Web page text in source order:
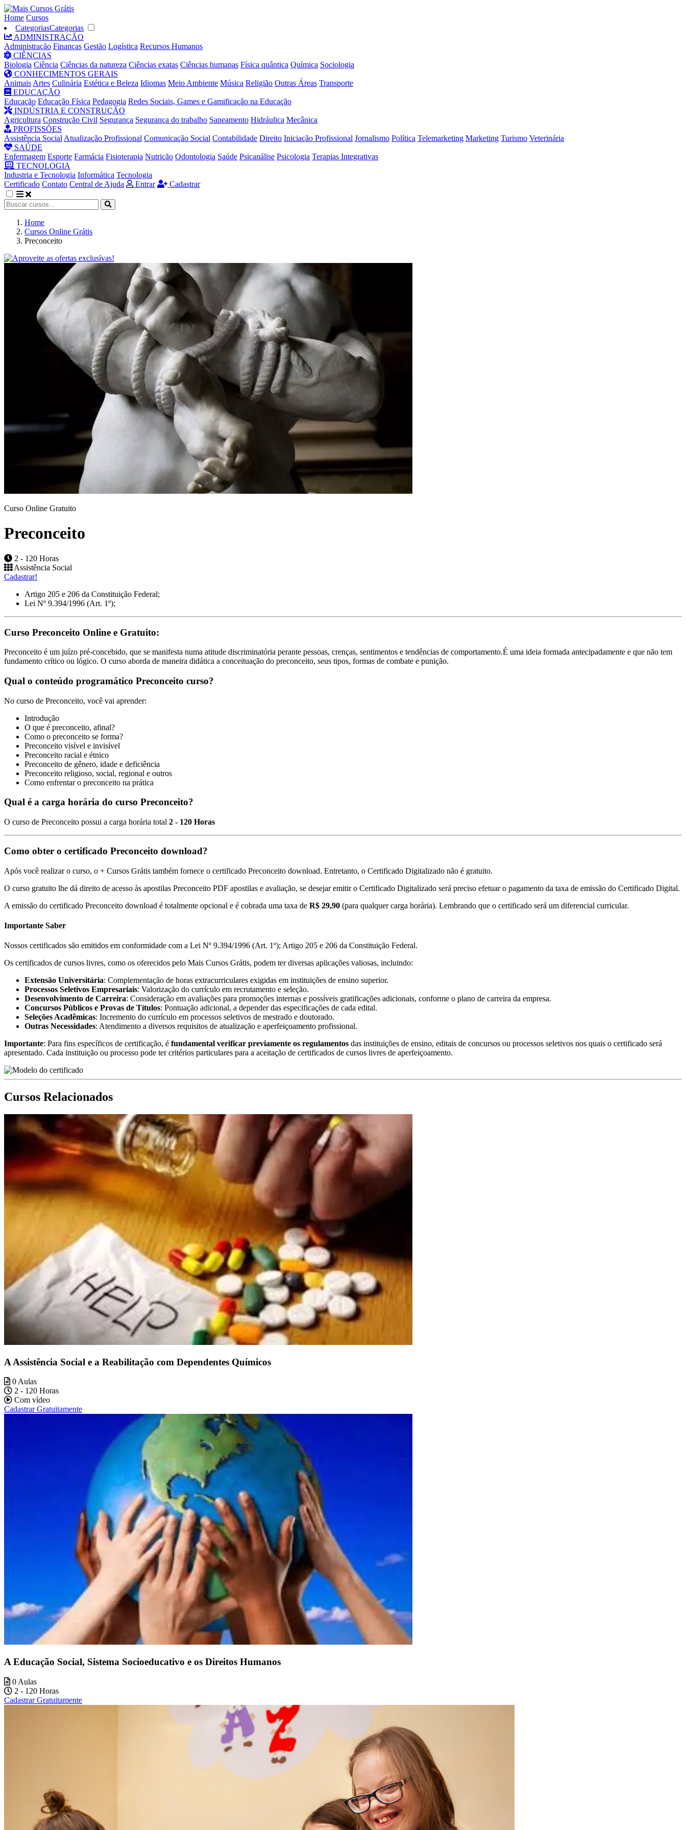
Home Cursos
CategoriasCategorias
ADMINISTRAÇÃO
Administração Finanças Gestão Logística Recursos Humanos
CIÊNCIAS
Biologia Ciência Ciências da natureza Ciências exatas Ciências humanas Física quântica Química Sociologia
CONHECIMENTOS GERAIS
Animais Artes Culinária Estética e Beleza Idiomas Meio Ambiente Música Religião Outras Áreas Transporte
EDUCAÇÃO
Educação Educação Física Pedagogia Redes Sociais, Games e Gamificação na Educação
INDÚSTRIA E CONSTRUÇÃO
Agricultura Construção Civil Segurança Segurança do trabalho Saneamento Hidráulica Mecânica
PROFISSÕES
Assistência Social Atualização Profissional Comunicação Social Contabilidade Direito Iniciação Profissional Jornalismo Política Telemarketing Marketing Turismo Veterinária
SAÚDE
Enfermagem Esporte Farmácia Fisioterapia Nutrição Odontologia Saúde Psicanálise Psicologia Terapias Integrativas
TECNOLOGIA
Industria e Tecnologia Informática Tecnologia
Certificado Contato Central de Ajuda Entrar Cadastrar
Home
Cursos Online Grátis
Preconceito
Curso Online Gratuito
Preconceito
2 - 120 Horas
Assistência Social
Cadastrar!
Artigo 205 e 206 da Constituição Federal;
Lei Nº 9.394/1996 (Art. 1º);
Curso Preconceito Online e Gratuito:
Preconceito é um juízo pré-concebido, que se manifesta numa atitude discriminatória perante pessoas, crenças, sentimentos e tendências de comportamento.É uma ideia formada antecipadamente e que não tem
fundamento crítico ou lógico. O curso aborda de maneira didática a conceituação do preconceito, seus tipos, formas de combate e punição.
Qual o conteúdo programático Preconceito curso?
No curso de Preconceito, você vai aprender:
Introdução
O que é preconceito, afinal?
Como o preconceito se forma?
Preconceito visível e invisível
Preconceito racial e étnico
Preconceito de gênero, idade e deficiência
Preconceito religioso, social, regional e outros
Como enfrentar o preconceito na prática
Qual é a carga horária do curso Preconceito?
O curso de Preconceito possui a carga horária total 2 - 120 Horas
Como obter o certificado Preconceito download?
Após você realizar o curso, o + Cursos Grátis também fornece o certificado Preconceito download. Entretanto, o Certificado Digitalizado não é gratuito.
O curso gratuito lhe dá direito de acesso às apostilas Preconceito PDF apostilas e avaliação, se desejar emitir o Certificado Digitalizado será preciso efetuar o pagamento da taxa de emissão do Certificado Digital.
A emissão do certificado Preconceito download é totalmente opcional e é cobrada uma taxa de R$ 29,90 (para qualquer carga horária). Lembrando que o certificado será um diferencial curricular.
Importante Saber
Nossos certificados são emitidos em conformidade com a Lei Nº 9.394/1996 (Art. 1º); Artigo 205 e 206 da Constituição Federal.
Os certificados de cursos livres, como os oferecidos pelo Mais Cursos Grátis, podem ter diversas aplicações valiosas, incluindo:
Extensão Universitária: Complementação de horas extracurriculares exigidas em instituições de ensino superior.
Processos Seletivos Empresariais: Valorização do currículo em recrutamento e seleção.
Desenvolvimento de Carreira: Consideração em avaliações para promoções internas e possíveis gratificações adicionais, conforme o plano de carreira da empresa.
Concursos Públicos e Provas de Títulos: Pontuação adicional, a depender das especificações de cada edital.
Seleções Acadêmicas: Incremento do currículo em processos seletivos de mestrado e doutorado.
Outras Necessidades: Atendimento a diversos requisitos de atualização e aperfeiçoamento profissional.
Importante: Para fins específicos de certificação, é fundamental verificar previamente os regulamentos das instituições de ensino, editais de concursos ou processos seletivos nos quais o certificado será
apresentado. Cada instituição ou processo pode ter critérios particulares para a aceitação de certificados de cursos livres de aperfeiçoamento.
Cursos Relacionados
A Assistência Social e a Reabilitação com Dependentes Químicos
0 Aulas
2 - 120 Horas
Com vídeo
Cadastrar Gratuitamente
A Educação Social, Sistema Socioeducativo e os Direitos Humanos
0 Aulas
2 - 120 Horas
Cadastrar Gratuitamente